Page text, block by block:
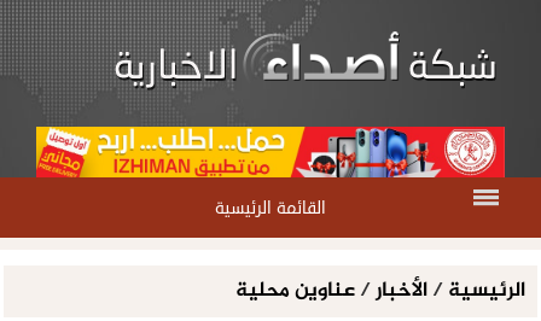
القائمة الرئيسية
الرئيسية/الأخبار/عناوين محلية